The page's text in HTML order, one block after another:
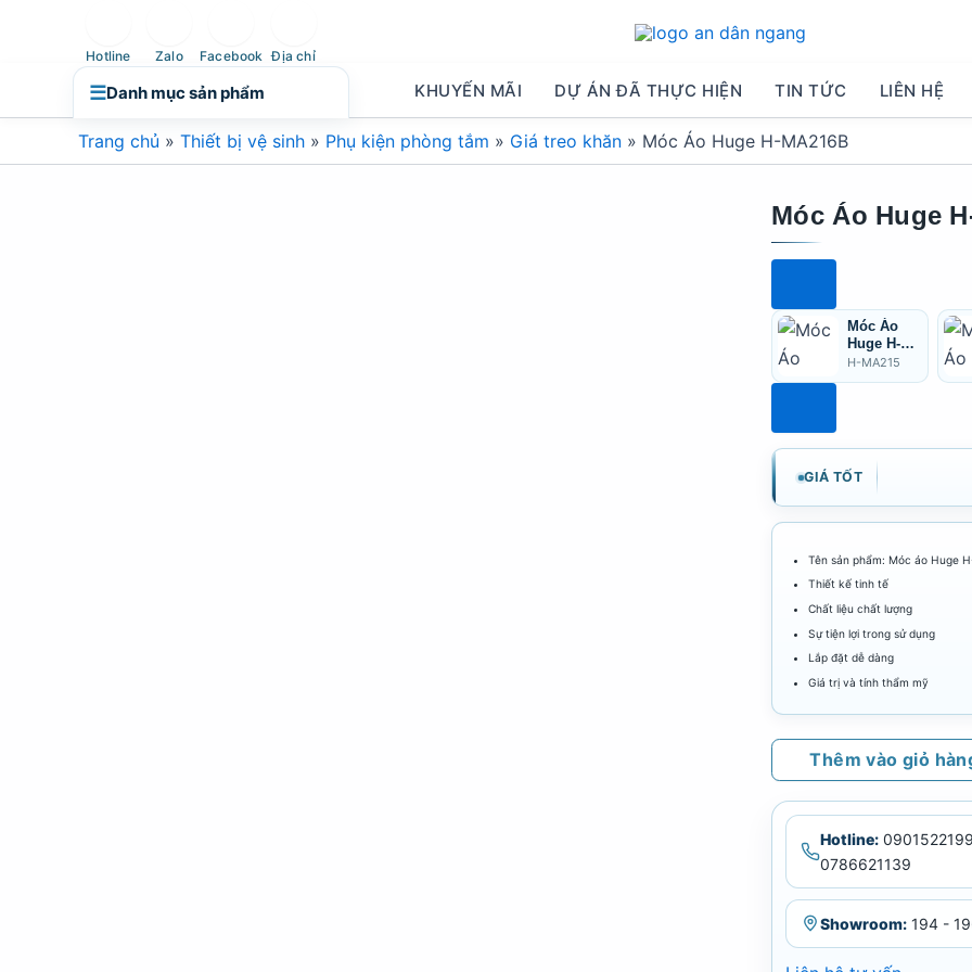
☰Danh mục sản phẩm
Hotline Zalo Facebook Địa chỉ
KHUYẾN MÃI DỰ ÁN ĐÃ THỰC HIỆN TIN TỨC LIÊN HỆ
Trang chủ » Thiết bị vệ sinh » Phụ kiện phòng tắm » Giá treo khăn » Móc Áo Huge H-MA216B
Móc Áo Huge
Móc Áo
Huge H-
MA215
H-MA215
GIÁ TỐT
Tên sản phẩm: Móc áo Huge
Thiết kế tinh tế
Chất liệu chất lượng
Sự tiện lợi trong sử dụng
Lắp đặt dễ dàng
Giá trị và tính thẩm mỹ
Thêm vào giỏ
Hotline:
0786621139
Showroom: 194 -